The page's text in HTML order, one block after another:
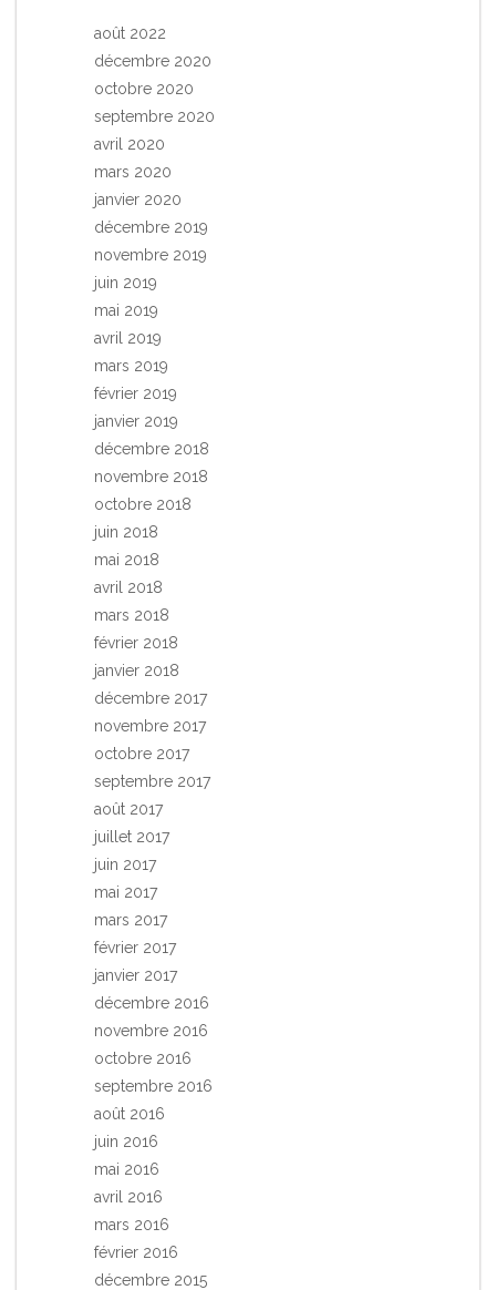
août 2022
décembre 2020
octobre 2020
septembre 2020
avril 2020
mars 2020
janvier 2020
décembre 2019
novembre 2019
juin 2019
mai 2019
avril 2019
mars 2019
février 2019
janvier 2019
décembre 2018
novembre 2018
octobre 2018
juin 2018
mai 2018
avril 2018
mars 2018
février 2018
janvier 2018
décembre 2017
novembre 2017
octobre 2017
septembre 2017
août 2017
juillet 2017
juin 2017
mai 2017
mars 2017
février 2017
janvier 2017
décembre 2016
novembre 2016
octobre 2016
septembre 2016
août 2016
juin 2016
mai 2016
avril 2016
mars 2016
février 2016
décembre 2015